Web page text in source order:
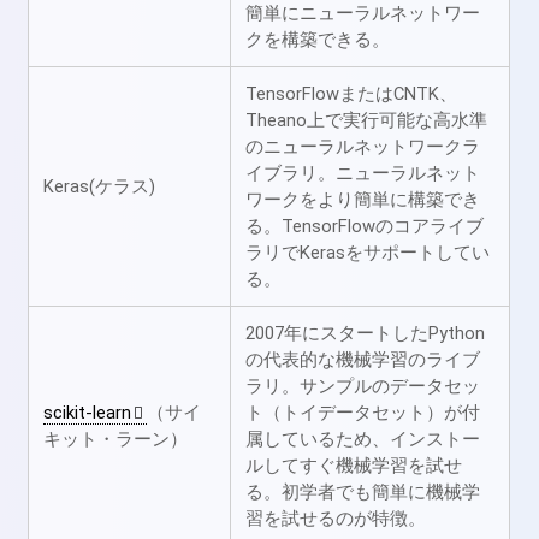
簡単にニューラルネットワー
クを構築できる。
Keras(ケラス)
TensorFlowまたはCNTK、
Theano上で実行可能な高水準
のニューラルネットワークラ
イブラリ。ニューラルネット
ワークをより簡単に構築でき
る。TensorFlowのコアライブ
ラリでKerasをサポートしてい
る。
scikit-learn
（サイ
キット・ラーン）
2007年にスタートしたPython
の代表的な機械学習のライブ
ラリ。サンプルのデータセッ
ト（トイデータセット）が付
属しているため、インストー
ルしてすぐ機械学習を試せ
る。初学者でも簡単に機械学
習を試せるのが特徴。